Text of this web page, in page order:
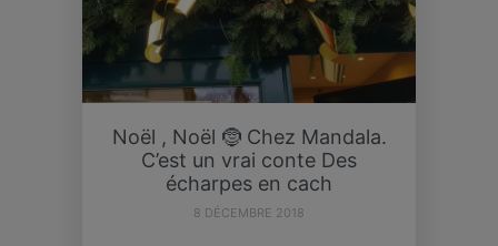
Noël , Noël 🤶 Chez Mandala.
C’est un vrai conte Des
écharpes en cach
8 DÉCEMBRE 2018